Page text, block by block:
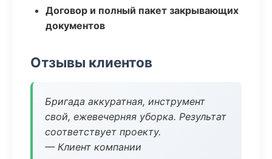
Договор и полный пакет закрывающих
документов
Отзывы клиентов
Бригада аккуратная, инструмент
свой, ежевечерняя уборка. Результат
соответствует проекту.
— Клиент компании